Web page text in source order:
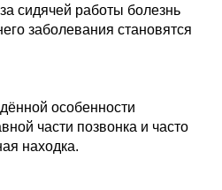
сидячей работы болезнь
заболевания становятся
особенности
части позвонка и часто
находка.